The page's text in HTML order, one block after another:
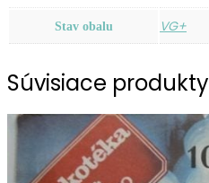
Est
/
Le
Stav obalu VG+
Súvisiace produkty